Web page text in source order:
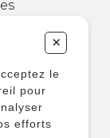
+
le
pour
efforts